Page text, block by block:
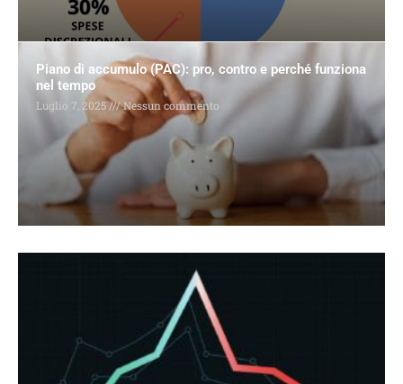
Piano di accumulo (PAC): pro, contro e perché funziona
nel tempo
Luglio 7, 2025 Nessun commento